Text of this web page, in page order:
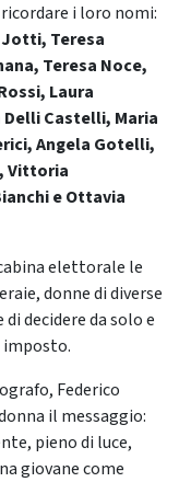
i loro nomi:
Jotti, Teresa
Teresa Noce,
Laura
Castelli, Maria
Angela Gotelli,
Vittoria
e Ottavia
elettorale le
donne di diverse
decidere da solo e
Federico
il messaggio:
pieno di luce,
giovane come